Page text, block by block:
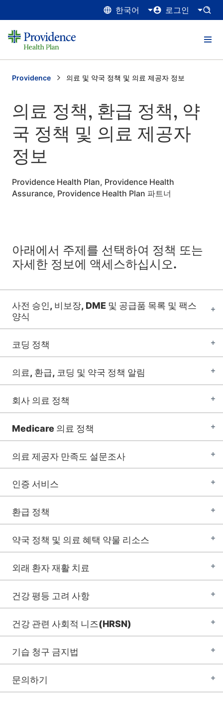
한국어 로그인
Providence Current:
의료 및 약국 정책 및 의료 제공자 정보
의료 정책, 환급 정책, 약
국 정책 및 의료 제공자
정보
Providence Health Plan, Providence Health
Assurance, Providence Health Plan 파트너
아래에서 주제를 선택하여 정책 또는
자세한 정보에 액세스하십시오.
사전 승인, 비보장, DME 및 공급품 목록 및 팩스
양식
코딩 정책
의료, 환급, 코딩 및 약국 정책 알림
회사 의료 정책
Medicare 의료 정책
의료 제공자 만족도 설문조사
인증 서비스
환급 정책
약국 정책 및 의료 혜택 약물 리소스
외래 환자 재활 치료
건강 평등 고려 사항
건강 관련 사회적 니즈(HRSN)
기습 청구 금지법
문의하기